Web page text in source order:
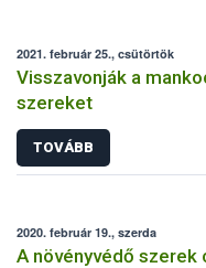
2021. február 25., csütörtök
Visszavonják a
szereket
TOVÁBB
2020. február 19., szerda
A növényvédő szerek